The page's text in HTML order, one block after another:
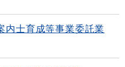
内士育成等事業委託業